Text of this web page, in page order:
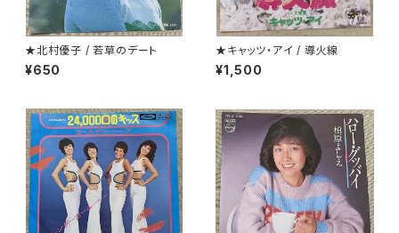
★北村優子 / 若草のデート
¥650
★キャッツ・アイ / 導火線
¥1,500